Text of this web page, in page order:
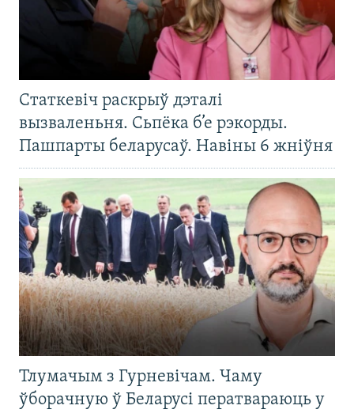
Статкевіч раскрыў дэталі
вызваленьня. Сьпёка б’е рэкорды.
Пашпарты беларусаў. Навіны 6 жніўня
Тлумачым з Гурневічам. Чаму
ўборачную ў Беларусі ператвараюць у